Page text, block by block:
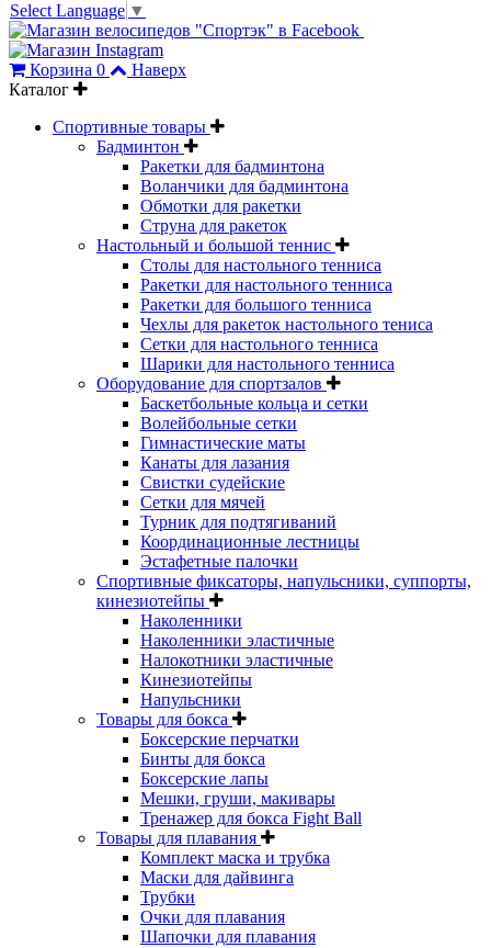
Select Language ▼
Корзина 0
Наверх
Каталог
Спортивные товары
Бадминтон
Ракетки для бадминтона
Воланчики для бадминтона
Обмотки для ракетки
Струна для ракеток
Настольный и большой теннис
Столы для настольного тенниса
Ракетки для настольного тенниса
Ракетки для большого тенниса
Чехлы для ракеток настольного тениса
Сетки для настольного тенниса
Шарики для настольного тенниса
Оборудование для спортзалов
Баскетбольные кольца и сетки
Волейбольные сетки
Гимнастические маты
Канаты для лазания
Свистки судейские
Сетки для мячей
Турник для подтягиваний
Координационные лестницы
Эстафетные палочки
Спортивные фиксаторы, напульсники, суппорты,
кинезиотейпы
Наколенники
Наколенники эластичные
Налокотники эластичные
Кинезиотейпы
Напульсники
Товары для бокса
Боксерские перчатки
Бинты для бокса
Боксерские лапы
Мешки, груши, макивары
Тренажер для бокса Fight Ball
Товары для плавания
Комплект маска и трубка
Маски для дайвинга
Трубки
Очки для плавания
Шапочки для плавания